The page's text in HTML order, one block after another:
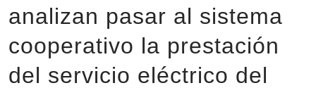
analizan pasar al sistema
cooperativo la prestación
del servicio eléctrico del